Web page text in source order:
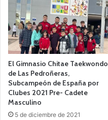
El Gimnasio Chitae Taekwondo
de Las Pedroñeras,
Subcampeón de España por
Clubes 2021 Pre- Cadete
Masculino
5 de diciembre de 2021